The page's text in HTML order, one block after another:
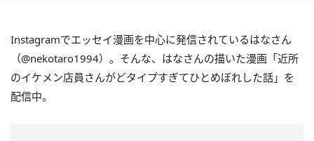
Instagramでエッセイ漫画を中心に発信されているはなさん
（@nekotaro1994）。そんな、はなさんの描いた漫画「近所
のイケメン店員さんがどタイプすぎてひとめぼれした話」を
配信中。